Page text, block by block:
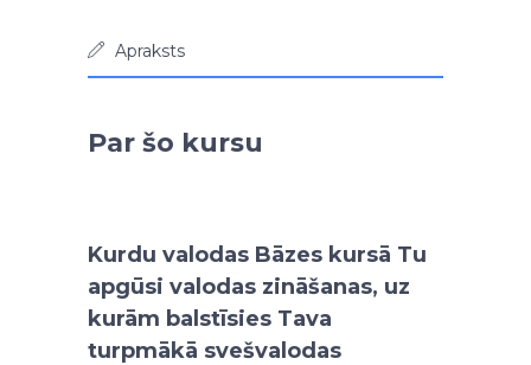
Apraksts
Par šo kursu
Kurdu valodas Bāzes kursā Tu
apgūsi valodas zināšanas, uz
kurām balstīsies Tava
turpmākā svešvalodas